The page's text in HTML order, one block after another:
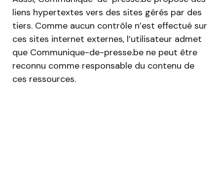
liens hypertextes vers des sites gérés par des
tiers. Comme aucun contrôle n’est effectué sur
ces sites internet externes, l’utilisateur admet
que Communique-de-presse.be ne peut être
reconnu comme responsable du contenu de
ces ressources.